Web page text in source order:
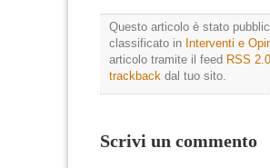
Questo articolo è stato
classificato in Interventi e
articolo tramite il feed RSS 2.0
trackback dal tuo sito.
Scrivi un commento